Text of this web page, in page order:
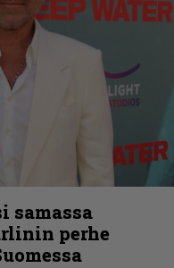
samassa
perhe